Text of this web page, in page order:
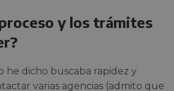
y los trámites
he dicho buscaba rapidez y
varias agencias (admito que